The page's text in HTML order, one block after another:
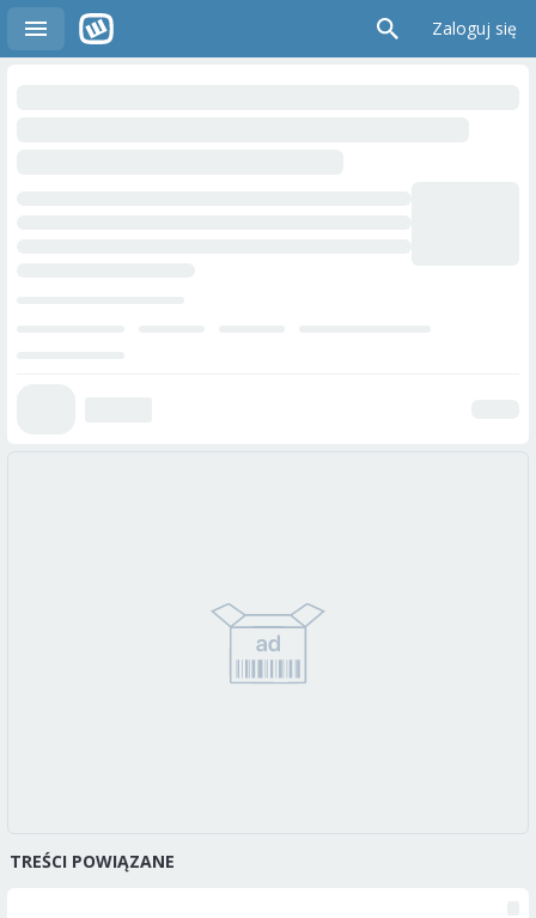
Zaloguj się
TREŚCI POWIĄZANE